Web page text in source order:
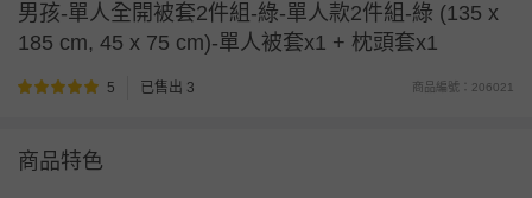
男孩-單人全開被套2件組-綠-單人款2件組-綠 (135 x
185 cm, 45 x 75 cm)-單人被套x1 + 枕頭套x1
5 已售出 3 商品編號：206021
商品特色